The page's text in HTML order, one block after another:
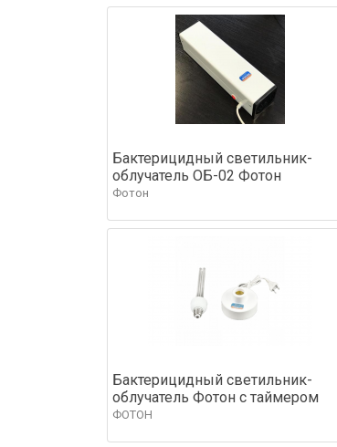
Бактерицидный светильник-
облучатель ОБ-02 Фотон
Фотон
Бактерицидный светильник-
облучатель Фотон с таймером
ФОТОН